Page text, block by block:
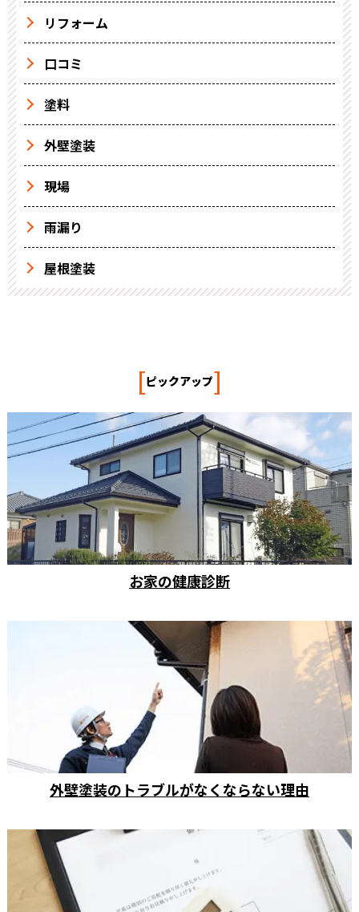
リフォーム
口コミ
塗料
外壁塗装
現場
雨漏り
屋根塗装
[ピックアップ]
お家の健康診断
外壁塗装のトラブルがなくならない理由